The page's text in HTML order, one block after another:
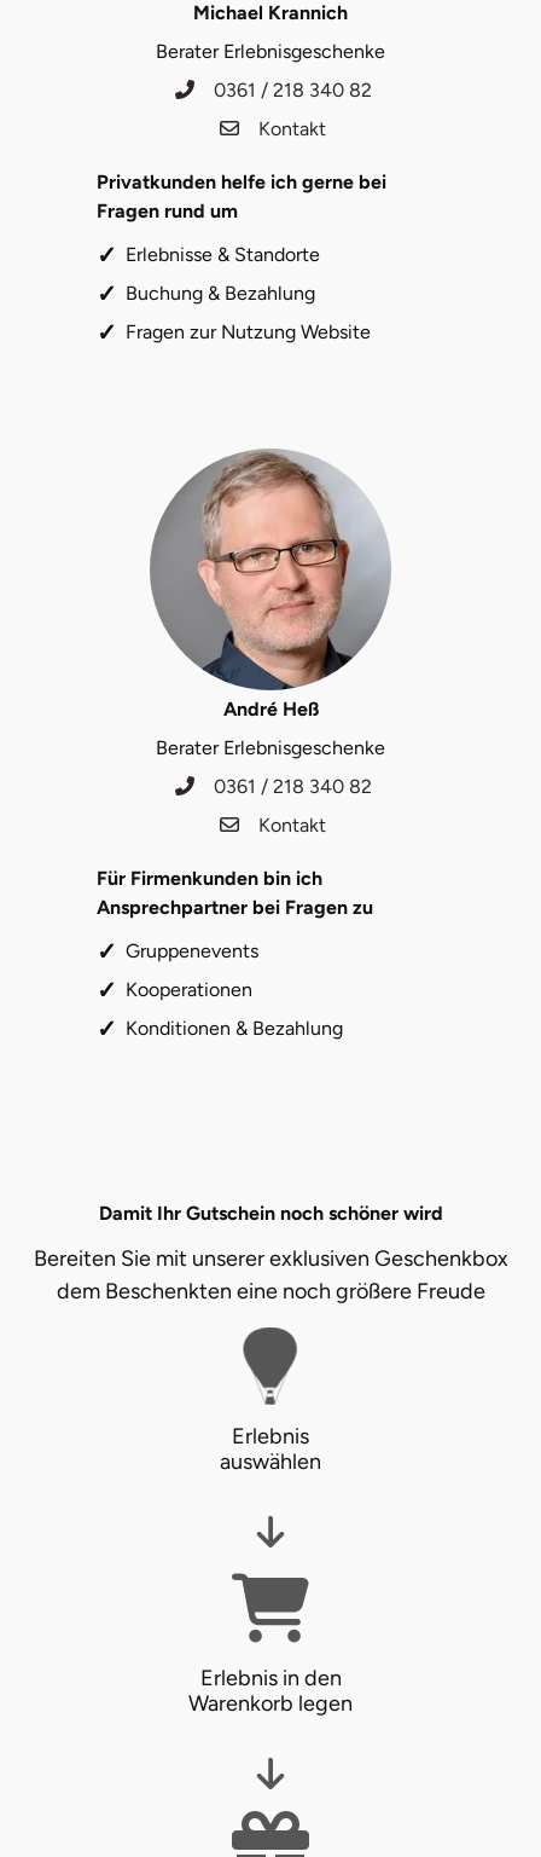
Michael Krannich
Berater Erlebnisgeschenke
0361 / 218 340 82
Kontakt
Privatkunden helfe ich gerne bei
Fragen rund um
Erlebnisse & Standorte
Buchung & Bezahlung
Fragen zur Nutzung Website
André Heß
Berater Erlebnisgeschenke
0361 / 218 340 82
Kontakt
Für Firmenkunden bin ich
Ansprechpartner bei Fragen zu
Gruppenevents
Kooperationen
Konditionen & Bezahlung
Damit Ihr Gutschein noch schöner wird
Bereiten Sie mit unserer exklusiven Geschenkbox
dem Beschenkten eine noch größere Freude
Erlebnis
auswählen
Erlebnis in den
Warenkorb legen